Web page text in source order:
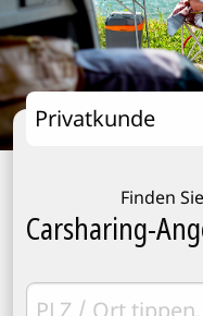
Finden
Carsharing-